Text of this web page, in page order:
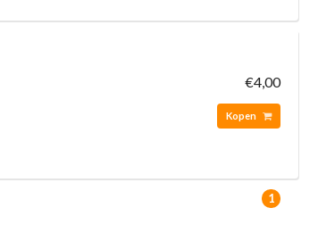
€4,00
Kopen
1